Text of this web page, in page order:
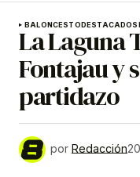
BALONCESTODESTACADOS
La Laguna
Fontajau y
partidazo
por Redacción